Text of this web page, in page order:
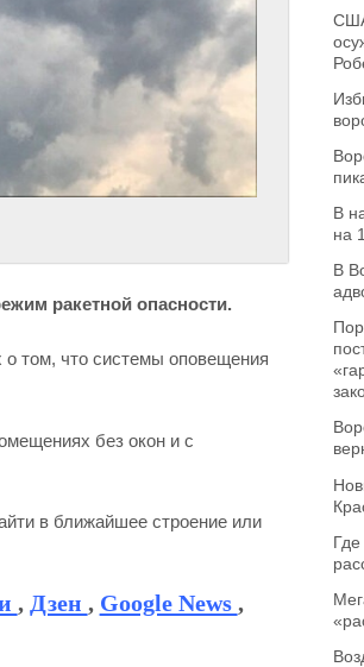
ракетной опасности.
том, что системы оповещения
без окон и с
в ближайшее строение или
, Дзен , Google News ,
В
на
В
Где